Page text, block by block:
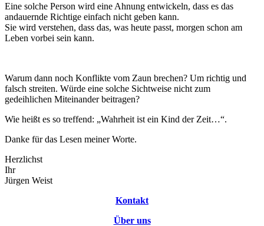
Eine solche Person wird eine Ahnung entwickeln, dass es das
andauernde Richtige einfach nicht geben kann.
Sie wird verstehen, dass das, was heute passt, morgen schon am
Leben vorbei sein kann.
Warum dann noch Konflikte vom Zaun brechen? Um richtig und
falsch streiten. Würde eine solche Sichtweise nicht zum
gedeihlichen Miteinander beitragen?
Wie heißt es so treffend: „Wahrheit ist ein Kind der Zeit…“.
Danke für das Lesen meiner Worte.
Herzlichst
Ihr
Jürgen Weist
Kontakt
Über uns